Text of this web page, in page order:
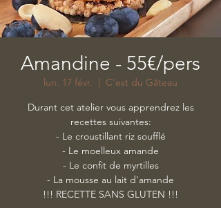
Amandine - 55€/pers
lun. 17 févr.
  |
C'est du Gâteau
Durant cet atelier vous apprendrez les
recettes suivantes:
- Le croustillant riz soufflé
- Le moelleux amande
- Le confit de myrtilles
- La mousse au lait d'amande
!!! RECETTE SANS GLUTEN !!!